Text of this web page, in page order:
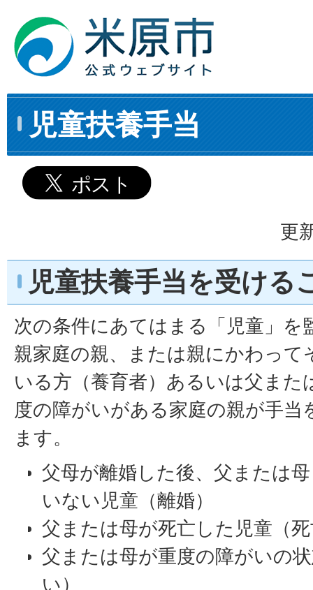
児童扶養手当
更
児童扶養手当を受ける
次の条件にあてはまる「児童」を
親家庭の親、または親にかわって
いる方（養育者）あるいは父また
度の障がいがある家庭の親が手当
ます。
父母が離婚した後、父または
いない児童（離婚）
父または母が死亡した児童（
父または母が重度の障がいの
い）